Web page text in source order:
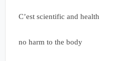
C’est scientific and health
no harm to the body